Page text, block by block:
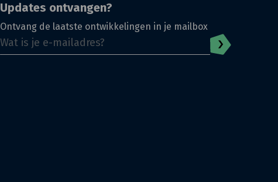
Updates ontvangen?
Ontvang de laatste ontwikkelingen in je mailbox